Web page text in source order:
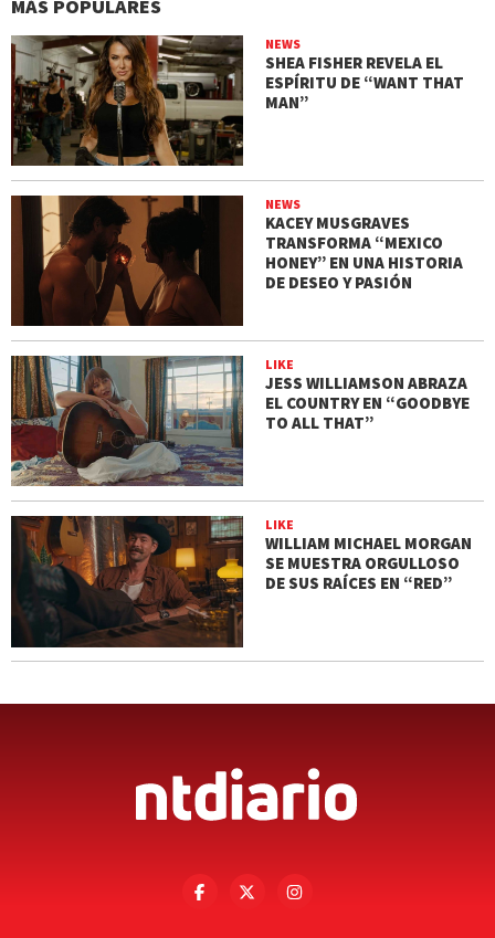
MÁS POPULARES
NEWS
SHEA FISHER REVELA EL
ESPÍRITU DE “WANT THAT
MAN”
NEWS
KACEY MUSGRAVES
TRANSFORMA “MEXICO
HONEY” EN UNA HISTORIA
DE DESEO Y PASIÓN
LIKE
JESS WILLIAMSON ABRAZA
EL COUNTRY EN “GOODBYE
TO ALL THAT”
LIKE
WILLIAM MICHAEL MORGAN
SE MUESTRA ORGULLOSO
DE SUS RAÍCES EN “RED”